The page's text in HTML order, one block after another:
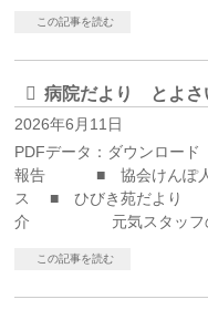
この記事を読む
病院だより とよさ
2026年6月11日
PDFデータ：ダウンロー
報告 ■ 協会けんぽ人
ス ■ ひびき苑だよ
介 元気スタッフ
この記事を読む